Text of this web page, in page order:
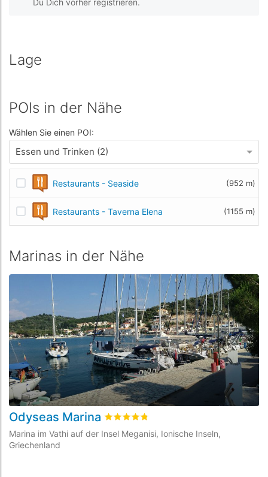
Du Dich vorher registrieren.
Lage
POIs in der Nähe
Wählen Sie einen POI:
Essen und Trinken (2)
Restaurants - Seaside (952 m)
Restaurants - Taverna Elena (1155 m)
Marinas in der Nähe
Odyseas Marina bewertet4.8
Marina im Vathi auf der Insel Meganisi, Ionische Inseln,
Griechenland